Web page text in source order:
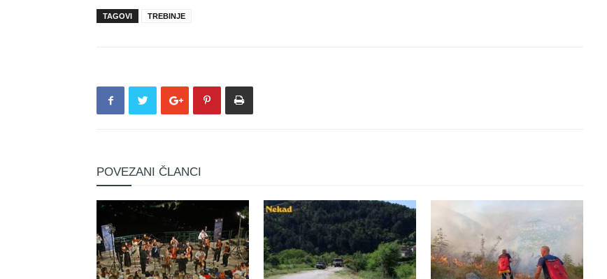
TAGOVI TREBINJE
POVEZANI ČLANCI